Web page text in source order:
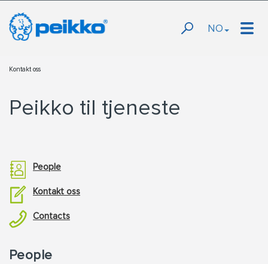
NO
Kontakt oss
Peikko til tjeneste
People
Kontakt oss
Contacts
People